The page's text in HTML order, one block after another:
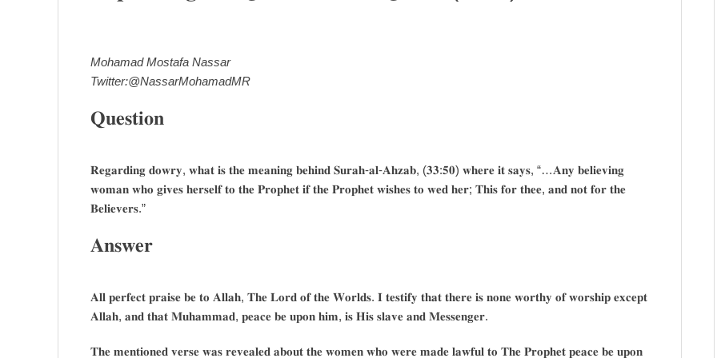
Mohamad Mostafa Nassar
Twitter:@NassarMohamadMR
𝐐𝐮𝐞𝐬𝐭𝐢𝐨𝐧
𝐑𝐞𝐠𝐚𝐫𝐝𝐢𝐧𝐠 𝐝𝐨𝐰𝐫𝐲, 𝐰𝐡𝐚𝐭 𝐢𝐬 𝐭𝐡𝐞 𝐦𝐞𝐚𝐧𝐢𝐧𝐠 𝐛𝐞𝐡𝐢𝐧𝐝 𝐒𝐮𝐫𝐚𝐡-𝐚𝐥-𝐀𝐡𝐳𝐚𝐛, (𝟑𝟑:𝟓𝟎) 𝐰𝐡𝐞𝐫𝐞 𝐢𝐭 𝐬𝐚𝐲𝐬, “…𝐀𝐧𝐲 𝐛𝐞𝐥𝐢𝐞𝐯𝐢𝐧𝐠
𝐰𝐨𝐦𝐚𝐧 𝐰𝐡𝐨 𝐠𝐢𝐯𝐞𝐬 𝐡𝐞𝐫𝐬𝐞𝐥𝐟 𝐭𝐨 𝐭𝐡𝐞 𝐏𝐫𝐨𝐩𝐡𝐞𝐭 𝐢𝐟 𝐭𝐡𝐞 𝐏𝐫𝐨𝐩𝐡𝐞𝐭 𝐰𝐢𝐬𝐡𝐞𝐬 𝐭𝐨 𝐰𝐞𝐝 𝐡𝐞𝐫; 𝐓𝐡𝐢𝐬 𝐟𝐨𝐫 𝐭𝐡𝐞𝐞, 𝐚𝐧𝐝 𝐧𝐨𝐭 𝐟𝐨𝐫 𝐭𝐡𝐞
𝐁𝐞𝐥𝐢𝐞𝐯𝐞𝐫𝐬.”
𝐀𝐧𝐬𝐰𝐞𝐫
𝐀𝐥𝐥 𝐩𝐞𝐫𝐟𝐞𝐜𝐭 𝐩𝐫𝐚𝐢𝐬𝐞 𝐛𝐞 𝐭𝐨 𝐀𝐥𝐥𝐚𝐡, 𝐓𝐡𝐞 𝐋𝐨𝐫𝐝 𝐨𝐟 𝐭𝐡𝐞 𝐖𝐨𝐫𝐥𝐝𝐬. 𝐈 𝐭𝐞𝐬𝐭𝐢𝐟𝐲 𝐭𝐡𝐚𝐭 𝐭𝐡𝐞𝐫𝐞 𝐢𝐬 𝐧𝐨𝐧𝐞 𝐰𝐨𝐫𝐭𝐡𝐲 𝐨𝐟 𝐰𝐨𝐫𝐬𝐡𝐢𝐩 𝐞𝐱𝐜𝐞𝐩𝐭
𝐀𝐥𝐥𝐚𝐡, 𝐚𝐧𝐝 𝐭𝐡𝐚𝐭 𝐌𝐮𝐡𝐚𝐦𝐦𝐚𝐝, 𝐩𝐞𝐚𝐜𝐞 𝐛𝐞 𝐮𝐩𝐨𝐧 𝐡𝐢𝐦, 𝐢𝐬 𝐇𝐢𝐬 𝐬𝐥𝐚𝐯𝐞 𝐚𝐧𝐝 𝐌𝐞𝐬𝐬𝐞𝐧𝐠𝐞𝐫.
𝐓𝐡𝐞 𝐦𝐞𝐧𝐭𝐢𝐨𝐧𝐞𝐝 𝐯𝐞𝐫𝐬𝐞 𝐰𝐚𝐬 𝐫𝐞𝐯𝐞𝐚𝐥𝐞𝐝 𝐚𝐛𝐨𝐮𝐭 𝐭𝐡𝐞 𝐰𝐨𝐦𝐞𝐧 𝐰𝐡𝐨 𝐰𝐞𝐫𝐞 𝐦𝐚𝐝𝐞 𝐥𝐚𝐰𝐟𝐮𝐥 𝐭𝐨 𝐓𝐡𝐞 𝐏𝐫𝐨𝐩𝐡𝐞𝐭 𝐩𝐞𝐚𝐜𝐞 𝐛𝐞 𝐮𝐩𝐨𝐧